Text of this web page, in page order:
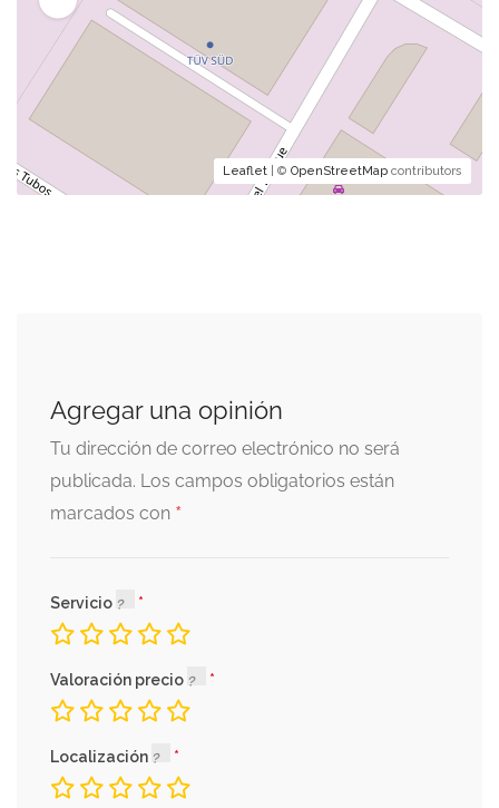
Leaflet | © OpenStreetMap contributors
Agregar una opinión
Tu dirección de correo electrónico no será
publicada. Los campos obligatorios están
marcados con *
Servicio
Valoración precio
Localización